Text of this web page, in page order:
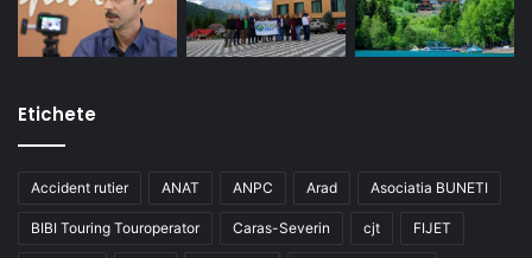
Etichete
Accident rutier ANAT ANPC Arad Asociatia BUNETI
BIBI Touring Touroperator Caras-Severin cjt FIJET